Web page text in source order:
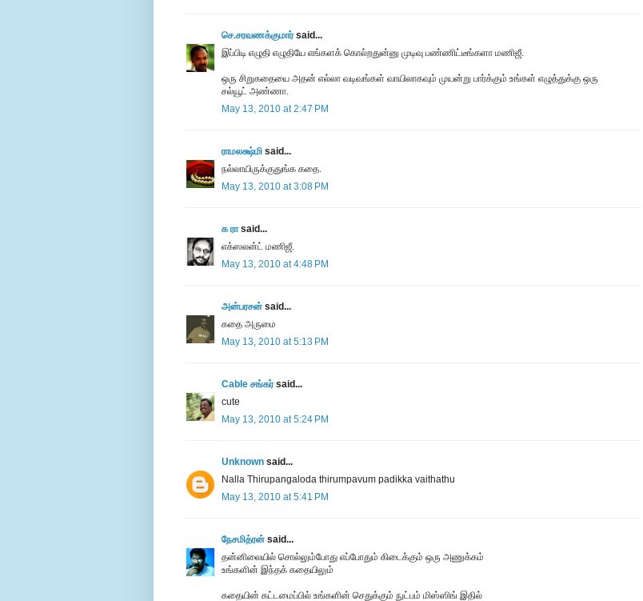
செ.சரவணக்குமார்said...
இப்பிடி எழுதி எழுதியே எங்களக் கொல்றதுன்னு முடிவு பண்ணிட்டீங்களா மணிஜீ.
ஒரு சிறுகதையை அதன் எல்லா வடிவங்கள் வாயிலாகவும் முயன்று பார்க்கும் உங்கள் எழுத்துக்கு ஒரு
சல்யூட் அண்ணா.
May 13, 2010 at 2:47 PM
ராமலக்ஷ்மி said...
நல்லாயிருக்குதுங்க கதை.
May 13, 2010 at 3:08 PM
க ராsaid...
எக்ஸலன்ட் மணிஜீ.
May 13, 2010 at 4:48 PM
அன்பரசன் said...
கதை அருமை
May 13, 2010 at 5:13 PM
Cable சங்கர்said...
cute
May 13, 2010 at 5:24 PM
Unknown said...
Nalla Thirupangaloda thirumpavum padikka vaithathu
May 13, 2010 at 5:41 PM
நேசமித்ரன் said...
தன்னிலையில் சொல்லும்போது எப்போதும் கிடைக்கும் ஒரு அணுக்கம்
உங்களின் இந்தக் கதையிலும்
கதையின் கட்டமைப்பில் உங்களின் செதுக்கும் நுட்பம் மிஸ்ஸிங் இதில்